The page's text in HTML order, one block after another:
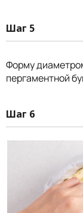
Шаг 5
Форму
пергаментной
Шаг 6